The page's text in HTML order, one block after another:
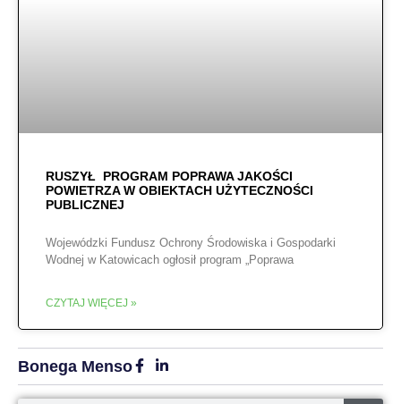
RUSZYŁ PROGRAM POPRAWA JAKOŚCI
POWIETRZA W OBIEKTACH UŻYTECZNOŚCI
PUBLICZNEJ
Wojewódzki Fundusz Ochrony Środowiska i Gospodarki
Wodnej w Katowicach ogłosił program „Poprawa
CZYTAJ WIĘCEJ »
Bonega Menso